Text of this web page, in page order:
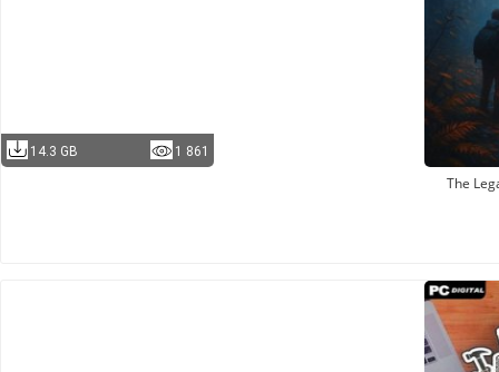
14.3 GB 1 861
The